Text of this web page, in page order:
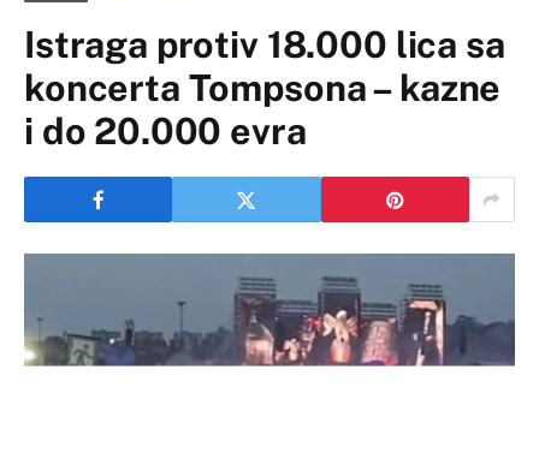
Istraga protiv 18.000 lica sa
koncerta Tompsona – kazne
i do 20.000 evra